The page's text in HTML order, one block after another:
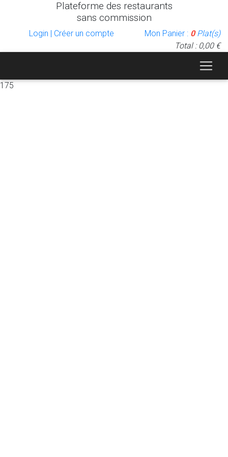
Plateforme des restaurants
sans commission
Login | Créer un compte Mon Panier : 0Plat(s)
Total : 0,00 €
175